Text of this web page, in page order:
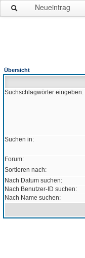
Neueintrag
Übersicht
Suchschlagwörter eingeben:
Suchen in:
Forum:
Sortieren nach:
Nach Datum suchen:
Nach Benutzer-ID suchen:
Nach Name suchen: